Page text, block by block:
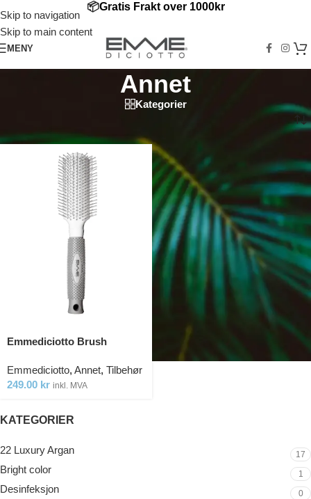
Skip to navigation
Skip to main content
📦Gratis Frakt over1000kr
MENY
Annet
Kategorier
KATEGORIER
22 Luxury Argan 17
Bright color 1
Desinfeksjon 0
Emmediciotto Brush
Emmediciotto, Annet, Tilbehør
249.00 kr inkl. MVA